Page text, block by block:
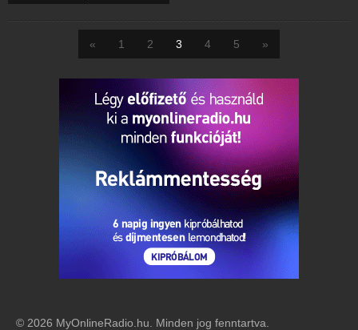
« 1 2 3 4 5 »
© 2026 MyOnlineRadio.hu. Minden jog fenntartva.